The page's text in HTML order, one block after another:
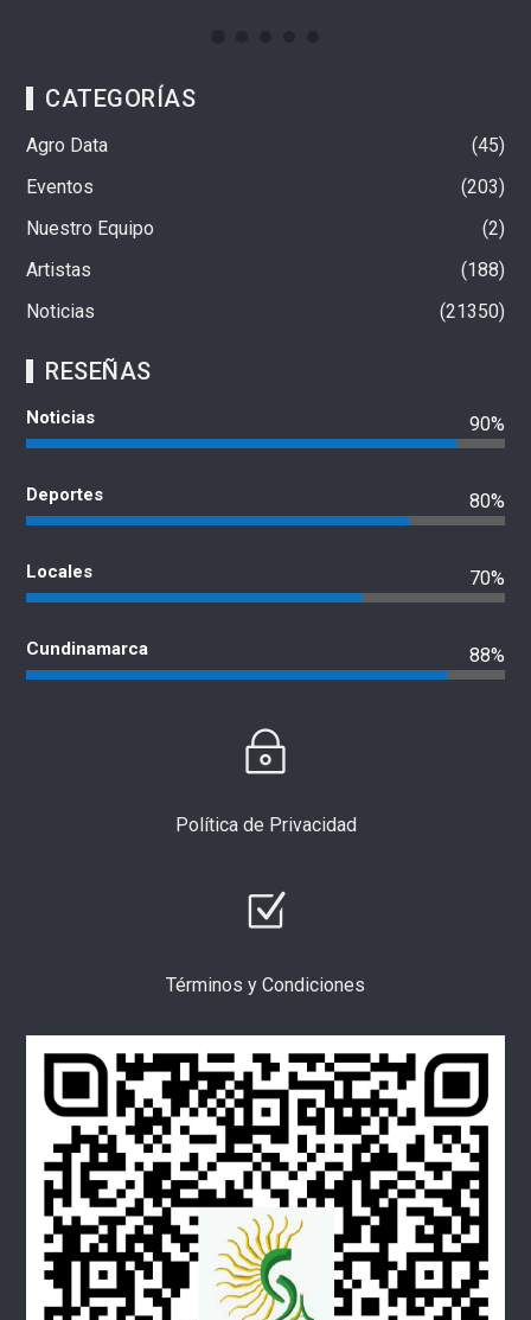
CATEGORÍAS
Agro Data
45
Eventos
203
Nuestro Equipo
2
Artistas
188
Noticias
21350
RESEÑAS
Noticias 90%
Deportes 80%
Locales 70%
Cundinamarca 88%
Política de Privacidad
Términos y Condiciones